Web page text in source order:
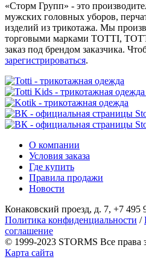
«Сторм Групп» - это
мужских головных уборов,
изделий из трикотажа. Мы
торговыми марками TOTTI,
заказ под брендом заказчика.
зарегистрироваться.
О компании
Условия заказа
Где купить
Правила продажи
Новости
Конаковский проезд, д. 7, +7 495
Политика конфиденциальности /
соглашение
© 1999-2023 STORMS Все
Карта сайта